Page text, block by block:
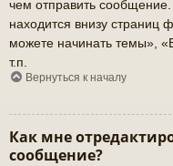
чем отправить
находится внизу
можете начинать темы»,
т.п.
Вернуться к началу
Как мне
сообщение?